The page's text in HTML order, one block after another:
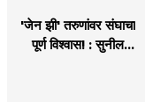
'जेन झी' तरुणांवर संघाचा
पूर्ण विश्वास! : सुनील